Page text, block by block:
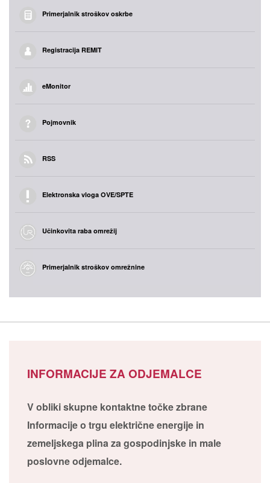
Primerjalnik stroškov oskrbe
Registracija REMIT
eMonitor
Pojmovnik
RSS
Elektronska vloga OVE/SPTE
Učinkovita raba omrežij
Primerjalnik stroškov omrežnine
INFORMACIJE ZA ODJEMALCE
V obliki skupne kontaktne točke zbrane
Informacije o trgu električne energije in
zemeljskega plina za gospodinjske in male
poslovne odjemalce.